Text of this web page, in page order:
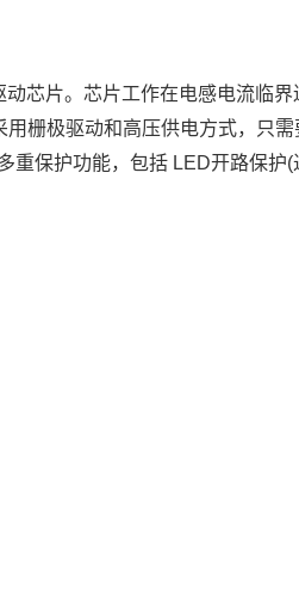
芯片。芯片工作在电感电流临
栅极驱动和高压供电方式，只
保护功能，包括 LED开路保护